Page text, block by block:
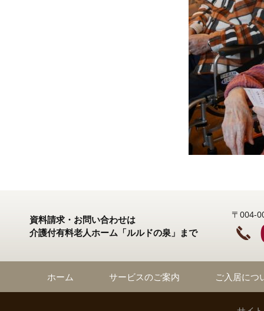
資料請求・お問い合わせは
介護付有料老人ホーム「ルルドの泉」まで
〒004-
ホーム サービスのご案内 ご入居につ